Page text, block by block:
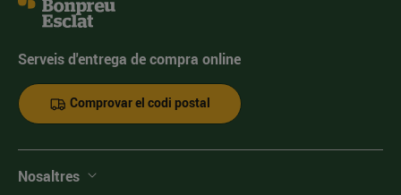
Serveis d'entrega de compra online
Comprovar el codi postal
Nosaltres